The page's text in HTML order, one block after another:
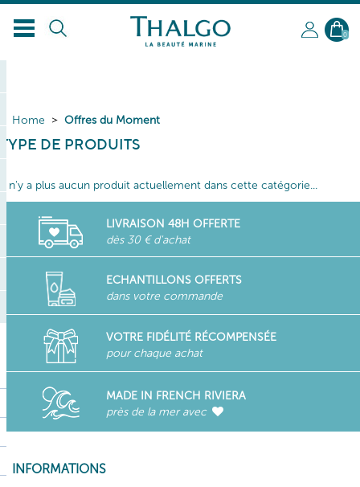
0
Home Offres du Moment
TYPE DE PRODUITS
Il n'y a plus aucun produit actuellement dans cette catégorie...
LIVRAISON 48H OFFERTE
dès 30 € d'achat
ECHANTILLONS OFFERTS
dans votre commande
VOTRE FIDÉLITÉ RÉCOMPENSÉE
pour chaque achat
MADE IN FRENCH RIVIERA
près de la mer avec
INFORMATIONS